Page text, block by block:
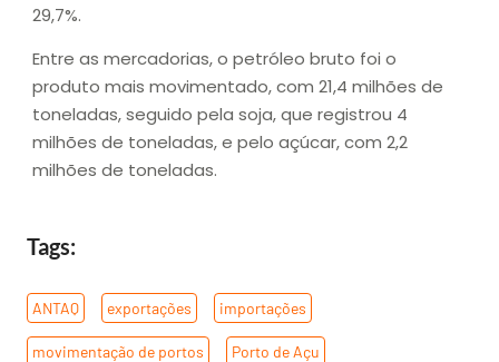
29,7%.
Entre as mercadorias, o petróleo bruto foi o
produto mais movimentado, com 21,4 milhões de
toneladas, seguido pela soja, que registrou 4
milhões de toneladas, e pelo açúcar, com 2,2
milhões de toneladas.
Tags:
ANTAQ exportações importações
movimentação de portos Porto de Açu